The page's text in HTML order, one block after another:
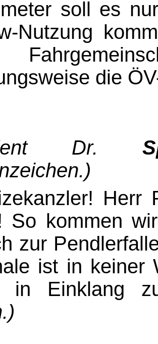
soll es
Nutzung
die
Dr.
Herr
So kommen
zur
ist in keiner
in Einklang